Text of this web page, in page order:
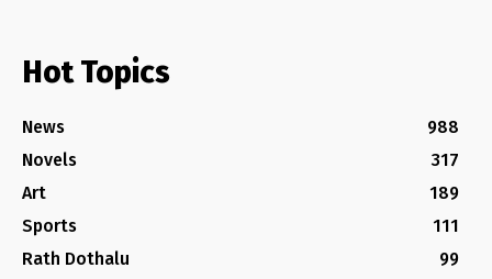
Hot Topics
News
988
Novels
317
Art
189
Sports
111
Rath Dothalu
99